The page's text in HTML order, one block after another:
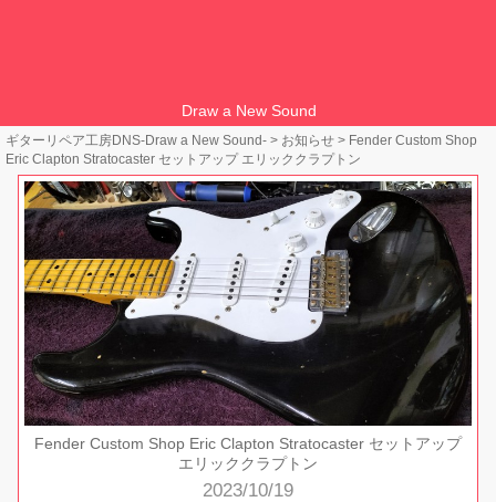
Draw a New Sound
ギターリペア工房DNS-Draw a New Sound- > お知らせ > Fender Custom Shop
Eric Clapton Stratocaster セットアップ エリッククラプトン
Fender Custom Shop Eric Clapton Stratocaster セットアップ
エリッククラプトン
2023/10/19